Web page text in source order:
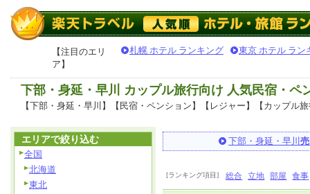
【注目のエリ
ア】
札幌 ホテル ランキング 東京 ホテル ラン
下部・身延・早川 カップル旅行向け 人気民宿・
【下部・身延・早川】【民宿・ペンション】【レジャー】【カップル
下部・身延・早川
[ランキング項目] 総合 立地 部屋 食事
エリアで絞り込む
全国
北海道
東北